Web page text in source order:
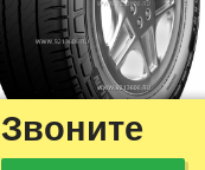
Звоните